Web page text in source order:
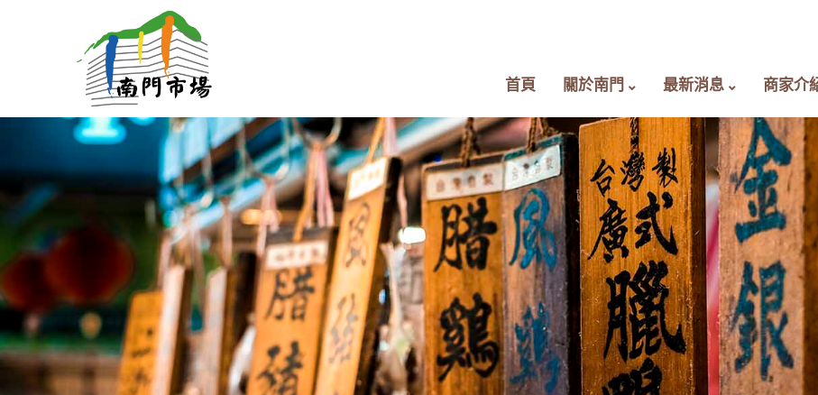
首頁 關於南門 最新消息 商家介